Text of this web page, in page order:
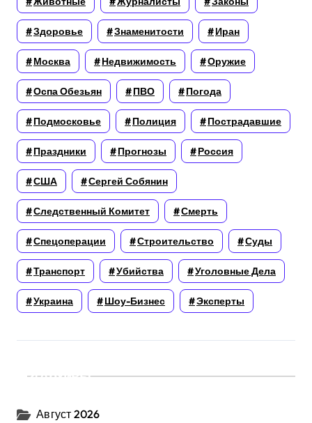
Здоровье Знаменитости Иран
Москва Недвижимость Оружие
Оспа Обезьян ПВО Погода
Подмосковье Полиция Пострадавшие
Праздники Прогнозы Россия
США Сергей Собянин
Следственный Комитет Смерть
Спецоперации Строительство Суды
Транспорт Убийства Уголовные Дела
Украина Шоу-Бизнес Эксперты
Архивы
Август 2026